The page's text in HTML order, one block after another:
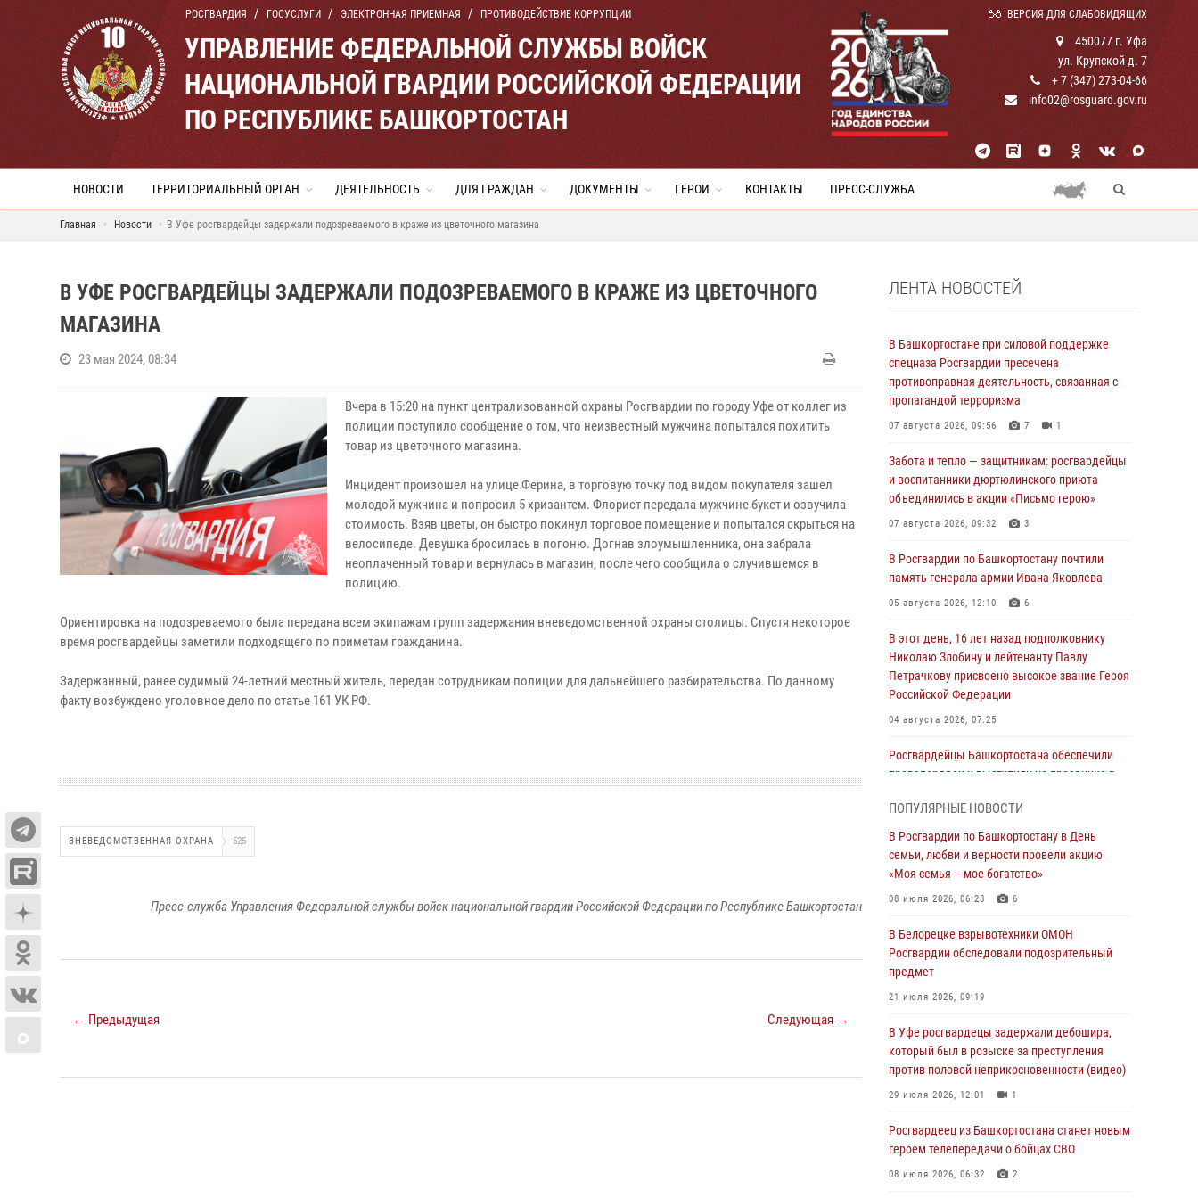
РОСГВАРДИЯ ГОСУСЛУГИ ЭЛЕКТРОННАЯ ПРИЕМНАЯ ПРОТИВОДЕЙСТВИЕ КОРРУПЦИИ ВЕРСИЯ ДЛЯ СЛАБОВИДЯЩИХ
УПРАВЛЕНИЕ ФЕДЕРАЛЬНОЙ СЛУЖБЫ ВОЙСК
НАЦИОНАЛЬНОЙ ГВАРДИИ РОССИЙСКОЙ ФЕДЕРАЦИИ
ПО РЕСПУБЛИКЕ БАШКОРТОСТАН
450077 г. Уфа
ул. Крупской д. 7
+ 7 (347) 273-04-66
info02@rosguard.gov.ru
НОВОСТИ ТЕРРИТОРИАЛЬНЫЙ ОРГАН ДЕЯТЕЛЬНОСТЬ ДЛЯ ГРАЖДАН ДОКУМЕНТЫ ГЕРОИ КОНТАКТЫ ПРЕСС-СЛУЖБА
Главная Новости В Уфе росгвардейцы задержали подозреваемого в краже из цветочного магазина
В УФЕ РОСГВАРДЕЙЦЫ ЗАДЕРЖАЛИ ПОДОЗРЕВАЕМОГО В КРАЖЕ ИЗ ЦВЕТОЧНОГО
МАГАЗИНА
23 мая 2024, 08:34
Вчера в 15:20 на пункт централизованной охраны Росгвардии по городу Уфе от коллег из
полиции поступило сообщение о том, что неизвестный мужчина попытался похитить
товар из цветочного магазина.
Инцидент произошел на улице Ферина, в торговую точку под видом покупателя зашел
молодой мужчина и попросил 5 хризантем. Флорист передала мужчине букет и озвучила
стоимость. Взяв цветы, он быстро покинул торговое помещение и попытался скрыться на
велосипеде. Девушка бросилась в погоню. Догнав злоумышленника, она забрала
неоплаченный товар и вернулась в магазин, после чего сообщила о случившемся в
полицию.
Ориентировка на подозреваемого была передана всем экипажам групп задержания вневедомственной охраны столицы. Спустя некоторое
время росгвардейцы заметили подходящего по приметам гражданина.
Задержанный, ранее судимый 24-летний местный житель, передан сотрудникам полиции для дальнейшего разбирательства. По данному
факту возбуждено уголовное дело по статье 161 УК РФ.
ВНЕВЕДОМСТВЕННАЯ ОХРАНА 525
Пресс-служба Управления Федеральной службы войск национальной гвардии Российской Федерации по Республике Башкортостан
← Предыдущая Следующая →
ЛЕНТА НОВОСТЕЙ
В Башкортостане при силовой поддержке
спецназа Росгвардии пресечена
противоправная деятельность, связанная с
пропагандой терроризма
07 августа 2026, 09:56 7 1
Забота и тепло — защитникам: росгвардейцы
и воспитанники дюртюлинского приюта
объединились в акции «Письмо герою»
07 августа 2026, 09:32 3
В Росгвардии по Башкортостану почтили
память генерала армии Ивана Яковлева
05 августа 2026, 12:10 6
В этот день, 16 лет назад подполковнику
Николаю Злобину и лейтенанту Павлу
Петрачкову присвоено высокое звание Героя
Российской Федерации
04 августа 2026, 07:25
Росгвардейцы Башкортостана обеспечили
правопорядок и выступили на празднике в
За героями - будущее: В Башкортостане
стартовала акция Росгвардии "Письмо
В Башкирии росгвардейцы провели
волейбольный турнир на открытом воздухе
03 августа 2026, 04:29
В Уфе росгвардейцы по горячим следам
задержали подозреваемого в открытом
хищении из аптеки (видео)
03 августа 2026, 04:15
Начальник отделения учёта и
комплектования Росгвардии Башкортостана
ответил на вопросы граждан
ПОПУЛЯРНЫЕ НОВОСТИ
В Росгвардии по Башкортостану в День
семьи, любви и верности провели акцию
«Моя семья – мое богатство»
08 июля 2026, 06:28 6
В Белорецке взрывотехники ОМОН
Росгвардии обследовали подозрительный
предмет
21 июля 2026, 09:19
В Уфе росгвардецы задержали дебошира,
который был в розыске за преступления
против половой неприкосновенности (видео)
29 июля 2026, 12:01 1
Росгвардеец из Башкортостана станет новым
героем телепередачи о бойцах СВО
08 июля 2026, 06:32 2